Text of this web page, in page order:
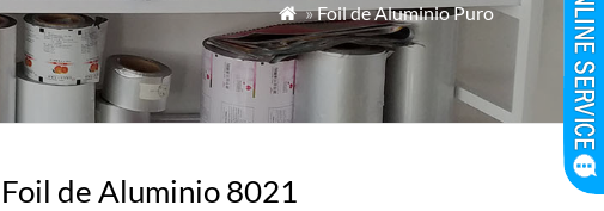
 »Foil de Aluminio Puro
Foil de Aluminio 8021